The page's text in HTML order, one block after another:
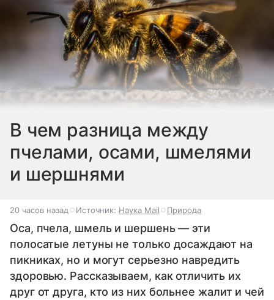
В чем разница между
пчелами, осами, шмелями
и шершнями
20 часов назад Источник: Наука Mail Природа
Оса, пчела, шмель и шершень — эти
полосатые летуны не только досаждают на
пикниках, но и могут серьезно навредить
здоровью. Рассказываем, как отличить их
друг от друга, кто из них больнее жалит и чей